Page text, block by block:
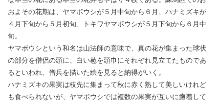
およその花期は、ヤマボウシが５月中旬から６月、ハナミズキが
４月下旬から５月初旬、トキワヤマボウシが５月下旬から６月中
旬。
ヤマボウシという和名は山法師の意味で、真の花が集まった球状
の部分を僧侶の頭に、白い苞を頭巾にそれぞれ見立てたものであ
るといわれ、僧兵を描いた絵を見ると納得がいく。
ハナミズキの果実は枝先に集まって秋に赤く熟して美しいけれど
も食べられないが、ヤマボウシでは複数の果実が互いに癒着して